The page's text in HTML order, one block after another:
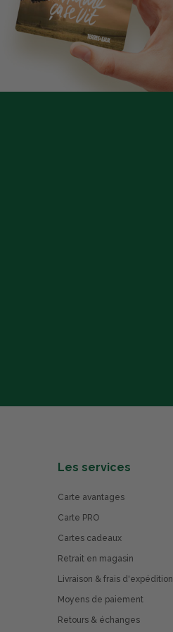
Les services
Carte avantages
Carte PRO
Cartes cadeaux
Retrait en magasin
Livraison & frais d'expédition
Moyens de paiement
Retours & échanges